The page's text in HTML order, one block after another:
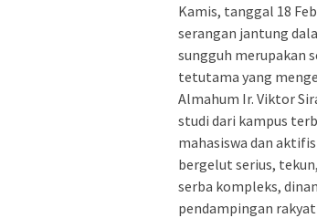
Kamis, tanggal 18
serangan jantung
sungguh merupakan
tetutama yang
Almahum Ir. Viktor
studi dari kampus
mahasiswa dan
bergelut serius,
serba kompleks,
pendampingan rakyat